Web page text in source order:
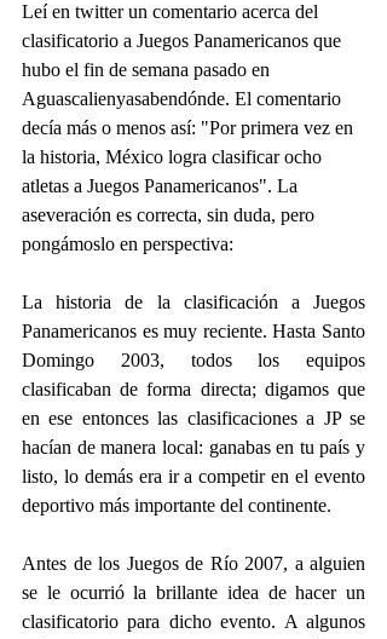
Leí en twitter un comentario acerca del
clasificatorio a Juegos Panamericanos que
hubo el fin de semana pasado en
Aguascalienyasabendónde. El comentario
decía más o menos así: "Por primera vez en
la historia, México logra clasificar ocho
atletas a Juegos Panamericanos". La
aseveración es correcta, sin duda, pero
pongámoslo en perspectiva:
La historia de la clasificación a Juegos
Panamericanos es muy reciente. Hasta Santo
Domingo 2003, todos los equipos
clasificaban de forma directa; digamos que
en ese entonces las clasificaciones a JP se
hacían de manera local: ganabas en tu país y
listo, lo demás era ir a competir en el evento
deportivo más importante del continente.
Antes de los Juegos de Río 2007, a alguien
se le ocurrió la brillante idea de hacer un
clasificatorio para dicho evento. A algunos